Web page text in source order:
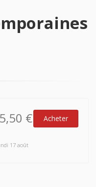
€ Acheter
17 août